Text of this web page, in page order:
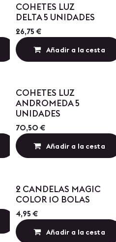
Añadir a lista de
Precio por Cantidad
COHETES LUZ
DELTA 5 UNIDADES
26,75 €
Añadir a la cesta
Añadir a lista de
Precio por Cantidad
COHETES LUZ
ANDROMEDA 5
UNIDADES
70,50 €
Añadir a la cesta
Añadir a lista de
2 CANDELAS MAGIC
COLOR 10 BOLAS
4,95 €
Añadir a la cesta